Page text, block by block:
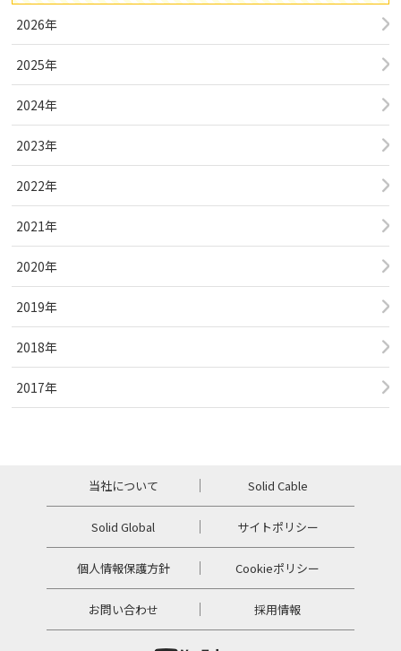
2026年
2025年
2024年
2023年
2022年
2021年
2020年
2019年
2018年
2017年
当社について Solid Cable
Solid Global サイトポリシー
個人情報保護方針 Cookieポリシー
お問い合わせ 採用情報